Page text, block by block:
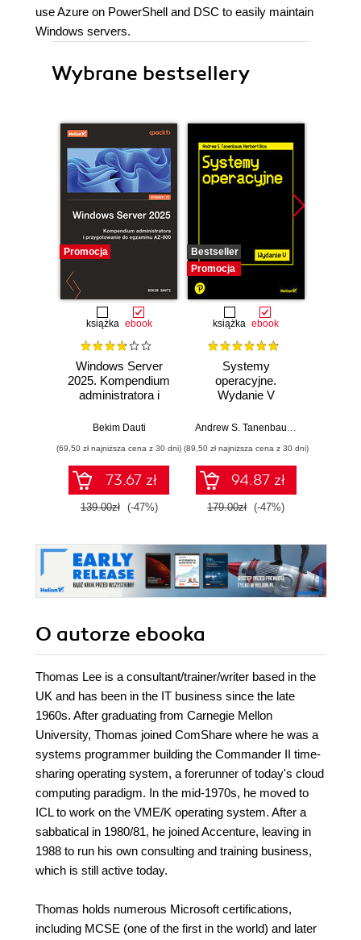
use Azure on PowerShell and DSC to easily maintain
Windows servers.
Wybrane bestsellery
Promocja
książka ebook
Windows Server
2025. Kompendium
administratora i
egzaminu AZ-800.
Bekim Dauti
(69,50 zł najniższa cena z 30 dni)
73.67 zł
139.00zł (-47%)
Bestseller
Promocja
książka ebook
Systemy
operacyjne.
Wydanie V
Andrew S. Tanenbaum,
(89,50 zł najniższa cena z 30 dni)
94.87 zł
179.00zł (-47%)
O autorze ebooka
Thomas Lee is a consultant/trainer/writer based in the
UK and has been in the IT business since the late
1960s. After graduating from Carnegie Mellon
University, Thomas joined ComShare where he was a
systems programmer building the Commander II time-
sharing operating system, a forerunner of today's cloud
computing paradigm. In the mid-1970s, he moved to
ICL to work on the VME/K operating system. After a
sabbatical in 1980/81, he joined Accenture, leaving in
1988 to run his own consulting and training business,
which is still active today.
Thomas holds numerous Microsoft certifications,
including MCSE (one of the first in the world) and later